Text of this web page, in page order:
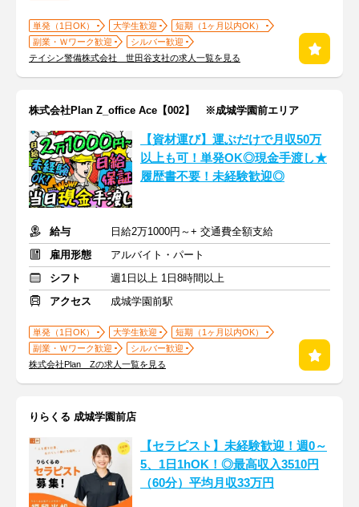
単発（1日OK） 大学生歓迎
短期（1ヶ月以内OK）
副業・Ｗワーク歓迎
シルバー歓迎
テイシン警備株式会社 世田谷支社の求人一覧を見る
株式会社Plan Z_office Ace【002】 ※成城学園前エリア
【資材運び】運ぶだけで月収50万
以上も可！単発OK◎現金手渡し★
履歴書不要！未経験歓迎◎
給与
日給2万1000円～+ 交通費全額支給
雇用形態
アルバイト・パート
シフト
週1日以上 1日8時間以上
アクセス
成城学園前駅
単発（1日OK） 大学生歓迎
短期（1ヶ月以内OK）
副業・Ｗワーク歓迎
シルバー歓迎
株式会社Plan Zの求人一覧を見る
りらくる 成城学園前店
【セラピスト】未経験歓迎！週0～
5、1日1hOK！◎最高収入3510円
（60分）平均月収33万円